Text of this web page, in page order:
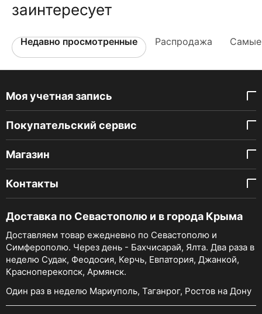
заинтересует
Недавно просмотренные Распродажа Самые
Моя учетная запись
Покупательский сервис
Магазин
Контакты
Доставка по Севастополю и в города Крыма
Доставляем товар ежедневно по Севастополю и
Симферополю. Через день - Бахчисарай, Ялта. Два раза в
неделю Судак, Феодосия, Керчь, Евпатория, Джанкой,
Красноперекопск, Армянск.
Один раз в неделю Мариуполь, Таганрог, Ростов на Дону